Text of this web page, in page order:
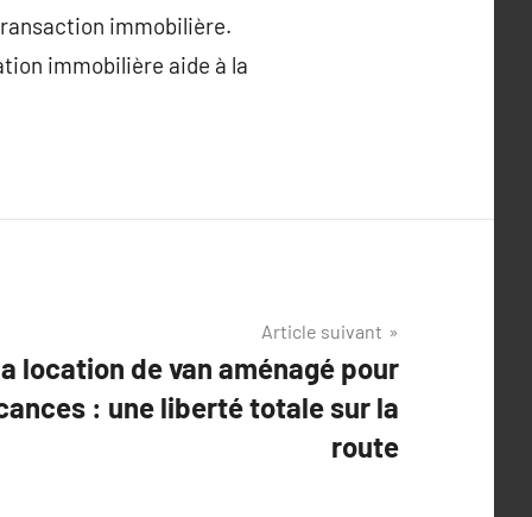
immobilière.
immobilière aide à la
Article suivant
location de van aménagé pour
: une liberté totale sur la
route